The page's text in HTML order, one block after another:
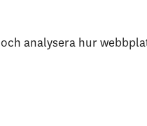
det en
analysera hur